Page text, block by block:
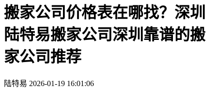
搬家公司价格表在哪找？深圳
陆特易搬家公司深圳靠谱的搬
家公司推荐
陆特易 2026-01-19 16:01:06